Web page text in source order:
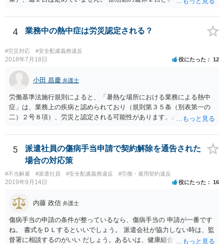
り週休2日とするか、しないか、もっと別の制度とするかは、各教育委
員会や学校の判断に委ねられています。 したがって、生徒の保護者会
もらいたいなどと、交渉してもらうことが良いと考えられます。 もち
ろん、保護者の間でも、週休2日制を認める意見と、反対の意見と対立
することは予想されますが、そういったことも含めて話し合いをする
ことが必要と思われます。
4 業務中の熱中症は労災認定される？
#労災対応 #安全配慮義務違反
2018年7月18日 役にたった 12
小田 昌慶 弁護士
労働基準法施行規則によると、「暑熱な場所における業務による熱中
症」は、業務上の疾病と認められており（規則第３５条（別表第一の
二）２号８項）、労災と認定される可能性があります。みんな同条件
としては、①仕事をしている時間・場所に熱中症を引き起こす明確な
原因が存在していること、②その原因により熱中症に至ったという因
果関係があること、③仕事に関係しない他の原因により発症したもの
ではないことが認められれば、労災として認定されるため、業務によ
る移動中に意識が朦朧とし倒れ、熱中症と診断されたのであれば労災
認定される可能性は充分にあります。 会社には安全配慮義務があるに
もかかわらず、就業規則によってスーツが義務付けられたり、1日10件
の外回り件数のノルマ、経費削減のためのタクシー禁止など規則があ
るのであれば、会社の安全配慮義務違反が認められる可能性がありま
す。 したがって、会社へ入院治療費や休業損害、慰謝料等を請求でき
る可能性はあるので、具体的な内容を一度弁護士に相談するのが良い
5
派遣社員の傷病手当申請で契約解除を通告された
場合の対応策
#不当解雇 #派遣社員 #安全配慮義務違反 #労働・雇用契約違反
2019年9月14日 役にたった 16
内藤 政信 弁護士
傷病手当の申請の条件が整っているなら、傷病手当の 申請が一番です
ね。 書式をＤＬするといいでしょう。 派遣会社が協力しない時は、監
督署に相談するのがいい だしょう。あるいは、健康組合ですね。